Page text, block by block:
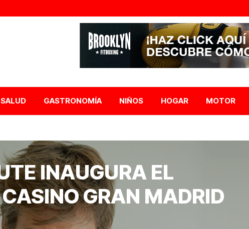
SALUD GASTRONOMÍA NIÑOS HOGAR MOTOR
INAUGURA EL
GRAN MADRID